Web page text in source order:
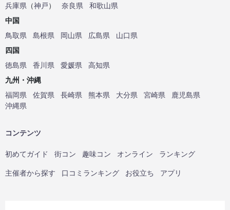
兵庫県 （神戸） 奈良県
和歌山県
中国
鳥取県
島根県 岡山県 広島県
山口県
四国
徳島県
香川県 愛媛県
高知県
九州・沖縄
福岡県
佐賀県 長崎県 熊本県 大分県 宮崎県
鹿児島県
沖縄県
コンテンツ
初めてガイド 街コン 趣味コン オンライン ランキング
主催者から探す 口コミランキング お役立ち アプリ